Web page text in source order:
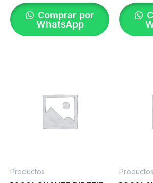
Comprar por
WhatsApp
Productos Productos